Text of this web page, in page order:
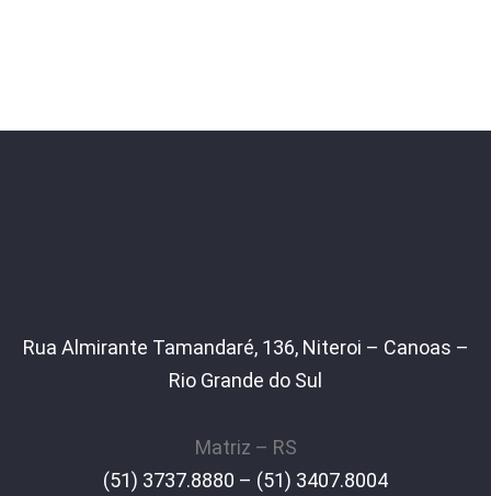
Rua Almirante Tamandaré, 136, Niteroi – Canoas –
Rio Grande do Sul
Matriz – RS
(51) 3737.8880 – (51) 3407.8004